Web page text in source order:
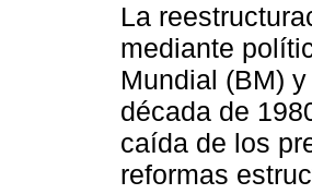
La
mediante
Mundial (BM)
década de
caída de los
reformas